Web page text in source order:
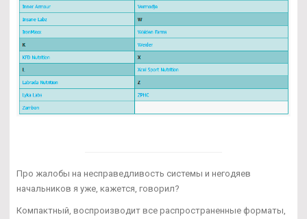
Про жалобы на несправедливость системы и негодяев
начальников я уже, кажется, говорил?
Компактный, воспроизводит все распространенные форматы,